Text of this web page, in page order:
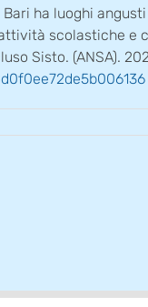
ha luoghi
scolastiche e
Sisto. (ANSA).